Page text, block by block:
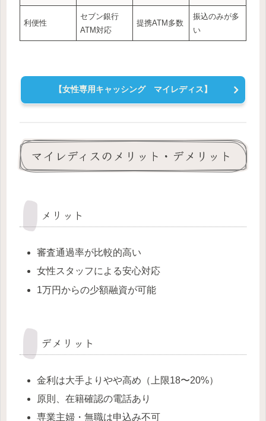
利便性
セブン銀行
ATM対応
提携ATM多数
振込のみが多
い
【女性専用キャッシング マイレディス】
マイレディスのメリット・デメリット
メリット
審査通過率が比較的高い
女性スタッフによる安心対応
1万円からの少額融資が可能
デメリット
金利は大手よりやや高め（上限18〜20%）
原則、在籍確認の電話あり
専業主婦・無職は申込み不可